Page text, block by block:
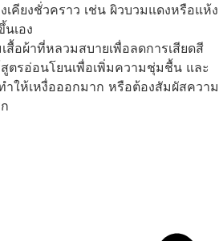
เคียงชั่วคราว เช่น ผิวบวมแดงหรือแห้ง
เอง
สื้อผ้าที่หลวมสบายเพื่อลดการเสียดสี
สูตรอ่อนโยนเพื่อเพิ่มความชุ่มชื้น และ
ำให้เหงื่อออกมาก หรือต้องสัมผัสความ